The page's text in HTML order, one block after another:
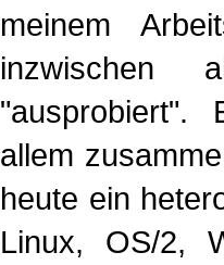
meinem
inzwischen
allem
heute ein
Linux, OS/2,